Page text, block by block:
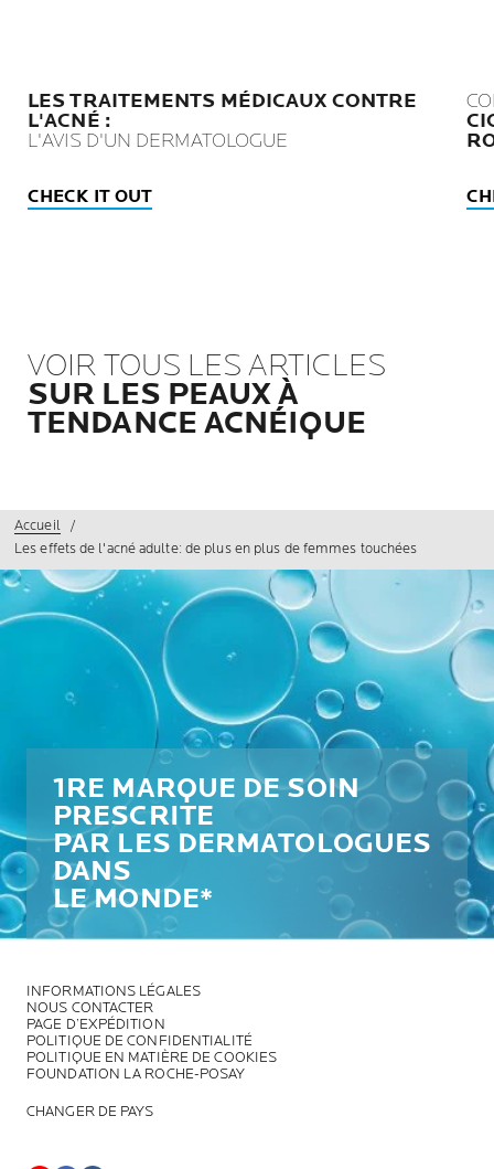
LES TRAITEMENTS MÉDICAUX CONTRE
L'ACNÉ :
L'AVIS D'UN DERMATOLOGUE
CHECK IT OUT
VOIR TOUS LES ARTICLES
SUR LES PEAUX À
TENDANCE ACNÉIQUE
Accueil
Les effets de l'acné adulte: de plus en plus de femmes touchées
1RE MARQUE DE SOIN
PRESCRITE
PAR LES DERMATOLOGUES
DANS
LE MONDE*
INFORMATIONS LÉGALES
NOUS CONTACTER
PAGE D’EXPÉDITION
POLITIQUE DE CONFIDENTIALITÉ
POLITIQUE EN MATIÈRE DE COOKIES
FOUNDATION LA ROCHE-POSAY
CHANGER DE PAYS